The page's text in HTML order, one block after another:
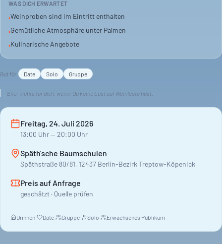
Ob allein, zu zweit oder mit Freunden: Hier findest du einen
WAS DICH ERWARTET
•Weinproben sind im Eintritt enthalten
•Gemütliche Atmosphäre unter Palmen
•Kulinarische Angebote
Gut für Date Solo Gruppe
Eher nichts für dich, wenn: Du keine Lust auf Weinfeste hast.
Freitag, 24. Juli 2026
13:00 Uhr— 20:00 Uhr
Späth'sche Baumschulen
Späthstraße 80/81, 12437 Berlin-Bezirk Treptow-Köpenick
Preis auf Anfrage
geschätzt · Quelle prüfen
Drinnen· Date· Gruppe· Solo· Erwachsenes Publikum